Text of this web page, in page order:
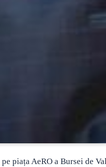
piața AeRO a Bursei de